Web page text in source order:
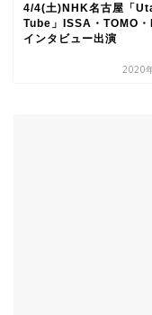
4/4(土)NHK名古屋「
Tube」ISSA・TOMO・
インタビュー出演
2020